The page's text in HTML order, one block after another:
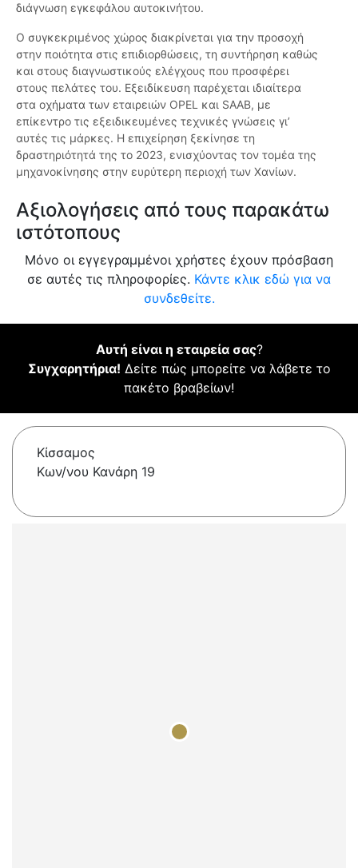
διάγνωση εγκεφάλου αυτοκινήτου.
Ο συγκεκριμένος χώρος διακρίνεται για την προσοχή
στην ποιότητα στις επιδιορθώσεις, τη συντήρηση καθώς
και στους διαγνωστικούς ελέγχους που προσφέρει
στους πελάτες του. Εξειδίκευση παρέχεται ιδιαίτερα
στα οχήματα των εταιρειών OPEL και SAAB, με
επίκεντρο τις εξειδικευμένες τεχνικές γνώσεις γι’
αυτές τις μάρκες. Η επιχείρηση ξεκίνησε τη
δραστηριότητά της το 2023, ενισχύοντας τον τομέα της
μηχανοκίνησης στην ευρύτερη περιοχή των Χανίων.
Αξιολογήσεις από τους παρακάτω
ιστότοπους
Μόνο οι εγγεγραμμένοι χρήστες έχουν πρόσβαση
σε αυτές τις πληροφορίες. Κάντε κλικ εδώ για να
συνδεθείτε.
Αυτή είναι η εταιρεία σας?
Συγχαρητήρια! Δείτε πώς μπορείτε να λάβετε το
πακέτο βραβείων!
Κίσσαμος
Κων/νου Κανάρη 19